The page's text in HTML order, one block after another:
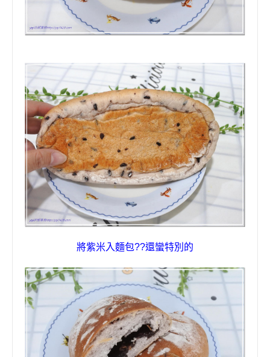
將紫米入麵包??還蠻特別的